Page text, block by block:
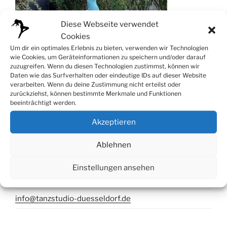
Diese Webseite verwendet
Cookies
Um dir ein optimales Erlebnis zu bieten, verwenden wir Technologien
wie Cookies, um Geräteinformationen zu speichern und/oder darauf
zuzugreifen. Wenn du diesen Technologien zustimmst, können wir
Daten wie das Surfverhalten oder eindeutige IDs auf dieser Website
verarbeiten. Wenn du deine Zustimmung nicht erteilst oder
zurückziehst, können bestimmte Merkmale und Funktionen
beeinträchtigt werden.
Akzeptieren
Ablehnen
Einstellungen ansehen
info@tanzstudio-duesseldorf.de